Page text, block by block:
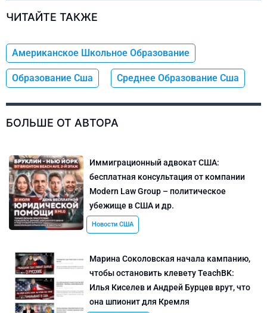
ЧИТАЙТЕ ТАКЖЕ
Американское Школьное Образование
Образование Сша Среднее Образование Сша
БОЛЬШЕ ОТ АВТОРА
Иммиграционный адвокат США:
бесплатная консультация от компании
Modern Law Group – политическое
убежище в США и др.
Новости США
Марина Соколовская начала кампанию,
чтобы остановить клевету TeachBK:
Илья Киселев и Андрей Бурцев врут, что
она шпионит для Кремля